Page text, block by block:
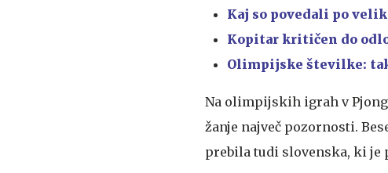
Kaj so povedali po
Kopitar kritičen do
Olimpijske številke:
Na olimpijskih igrah v
žanje največ pozornosti.
prebila tudi slovenska, ki